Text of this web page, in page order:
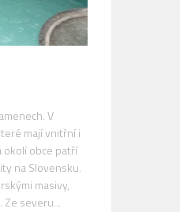
V
mají vnitřní i
okolí obce patří
na Slovensku.
masivy,
Ze severu...